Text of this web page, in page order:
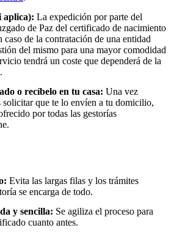
aplica): La expedición por parte del
de Paz del certificado de nacimiento
caso de la contratación de una entidad
del mismo para una mayor comodidad
tendrá un coste que dependerá de la
o recíbelo en tu casa: Una vez
solicitar que te lo envíen a tu domicilio,
por todas las gestorías
Evita las largas filas y los trámites
se encarga de todo.
y sencilla: Se agiliza el proceso para
cuanto antes.